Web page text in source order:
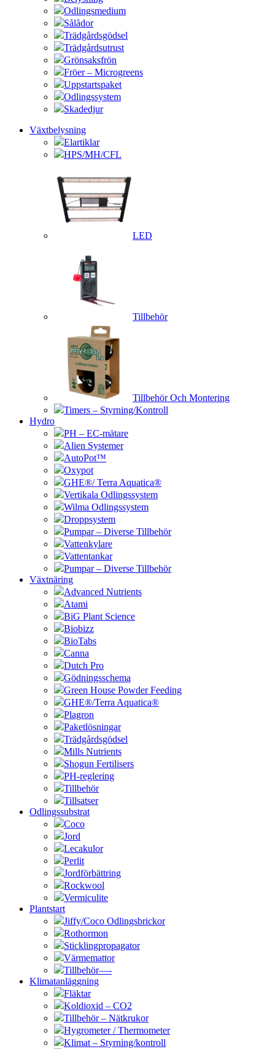
Odlingsmedium
Sålådor
Trädgårdsgödsel
Trädgårdsutrust
Grönsaksfrön
Fröer – Microgreens
Uppstartspaket
Odlingssystem
Skadedjur
Växtbelysning
Elartiklar
HPS/MH/CFL
LED
Tillbehör
Tillbehör Och Montering
Timers – Styrning/Kontroll
Hydro
PH – EC-mätare
Alien Systemer
AutoPot™
Oxypot
GHE®/ Terra Aquatica®
Vertikala Odlingssystem
Wilma Odlingssystem
Droppsystem
Pumpar – Diverse Tillbehör
Vattenkylare
Vattentankar
Pumpar – Diverse Tillbehör
Växtnäring
Advanced Nutrients
Atami
BiG Plant Science
Biobizz
BioTabs
Canna
Dutch Pro
Gödningsschema
Green House Powder Feeding
GHE®/Terra Aquatica®
Plagron
Paketlösningar
Trädgårdsgödsel
Mills Nutrients
Shogun Fertilisers
PH-reglering
Tillbehör
Tillsatser
Odlingssubstrat
Coco
Jord
Lecakulor
Perlit
Jordförbättring
Rockwool
Vermiculite
Plantstart
Jiffy/Coco Odlingsbrickor
Rothormon
Sticklingpropagator
Värmemattor
Tillbehör—-
Klimatanläggning
Fläktar
Koldioxid – CO2
Tillbehör – Nätkrukor
Hygrometer / Thermometer
Klimat – Styrning/kontroll